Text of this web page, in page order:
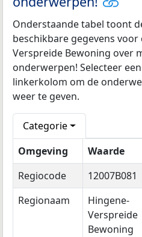
Onderstaande tabel toont
beschikbare gegevens
Verspreide Bewoning over
onderwerpen! Selecteer
linkerkolom om de
weer te geven.
Categorie
Omgeving
Waarde
Regiocode
12007B081
Regionaam
Hingene-
Verspreide
Bewoning